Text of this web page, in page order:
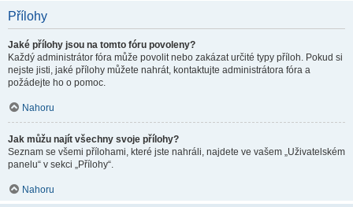
Přílohy
Jaké přílohy jsou na tomto fóru povoleny?
Každý administrátor fóra může povolit nebo zakázat určité typy příloh. Pokud si
nejste jisti, jaké přílohy můžete nahrát, kontaktujte administrátora fóra a
požádejte ho o pomoc.
Nahoru
Jak můžu najít všechny svoje přílohy?
Seznam se všemi přílohami, které jste nahráli, najdete ve vašem „Uživatelském
panelu“ v sekci „Přílohy“.
Nahoru